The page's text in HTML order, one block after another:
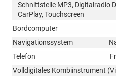
Schnittstelle MP3, Digitalradio
CarPlay, Touchscreen
Bordcomputer
Navigationssystem
Telefon
Volldigitales Kombiinstrument